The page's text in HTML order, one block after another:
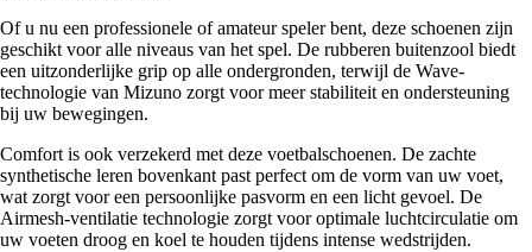
Of u nu een professionele of amateur speler bent, deze schoenen zijn
geschikt voor alle niveaus van het spel. De rubberen buitenzool biedt
een uitzonderlijke grip op alle ondergronden, terwijl de Wave-
technologie van Mizuno zorgt voor meer stabiliteit en ondersteuning
bij uw bewegingen.
Comfort is ook verzekerd met deze voetbalschoenen. De zachte
synthetische leren bovenkant past perfect om de vorm van uw voet,
wat zorgt voor een persoonlijke pasvorm en een licht gevoel. De
Airmesh-ventilatie technologie zorgt voor optimale luchtcirculatie om
uw voeten droog en koel te houden tijdens intense wedstrijden.